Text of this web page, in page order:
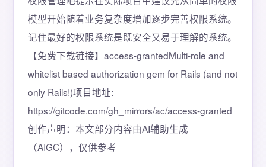
模型开始随着业务复杂度增加逐步完善权限系统。
记住最好的权限系统是既安全又易于理解的系统。
【免费下载链接】access-grantedMulti-role and
whitelist based authorization gem for Rails (and not
only Rails!)项目地址:
https://gitcode.com/gh_mirrors/ac/access-granted
创作声明：本文部分内容由AI辅助生成
（AIGC），仅供参考